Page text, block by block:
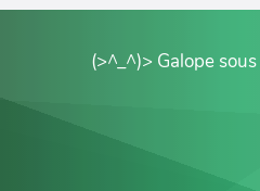
(>^_^)> Galope sous